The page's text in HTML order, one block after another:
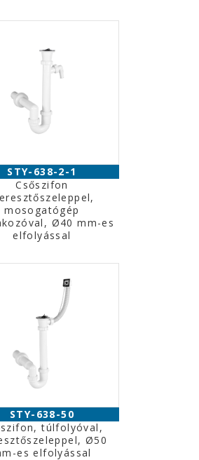
STY-638-2-1
Csőszifon
mosogatógép
Ø40 mm-es
elfolyással
STY-638-50
túlfolyóval,
Ø50
es elfolyással